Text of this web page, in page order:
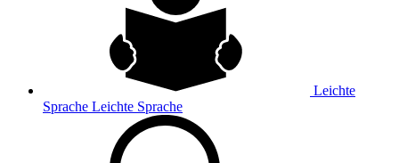
Leichte
Sprache Leichte Sprache